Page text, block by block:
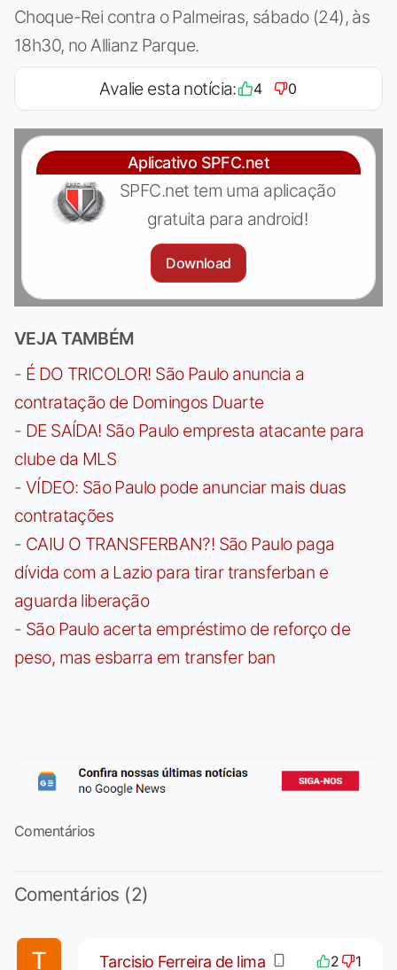
Choque-Rei contra o Palmeiras, sábado (24), às
18h30, no Allianz Parque.
Avalie esta notícia: 4 0
Aplicativo SPFC.net
SPFC.net tem uma aplicação
gratuita para android!
Download
VEJA TAMBÉM
- É DO TRICOLOR! São Paulo anuncia a
contratação de Domingos Duarte
- DE SAÍDA! São Paulo empresta atacante para
clube da MLS
- VÍDEO: São Paulo pode anunciar mais duas
contratações
- CAIU O TRANSFERBAN?! São Paulo paga
dívida com a Lazio para tirar transferban e
aguarda liberação
- São Paulo acerta empréstimo de reforço de
peso, mas esbarra em transfer ban
Comentários
Comentários (2)
Tarcisio Ferreira de lima 2 1